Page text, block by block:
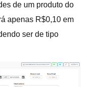
de um produto do
apenas R$0,10 em
ser de tipo